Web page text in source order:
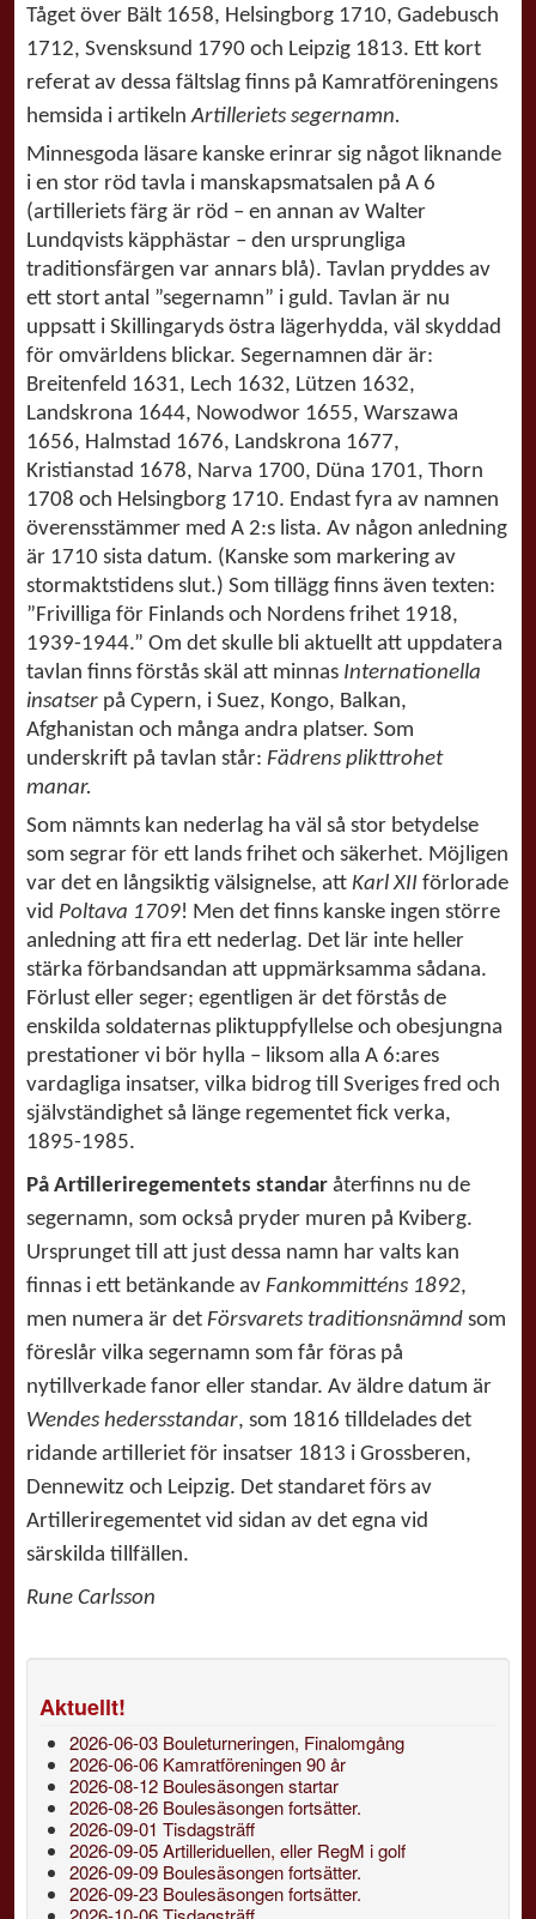
Tåget över Bält 1658, Helsingborg 1710, Gadebusch
1712, Svensksund 1790 och Leipzig 1813. Ett kort
referat av dessa fältslag finns på Kamratföreningens
hemsida i artikelnArtilleriets segernamn.
Minnesgoda läsare kanske erinrar sig något liknande
i en stor röd tavla i manskapsmatsalen på A 6
(artilleriets färg är röd – en annan av Walter
Lundqvists käpphästar – den ursprungliga
traditionsfärgen var annars blå). Tavlan pryddes av
ett stort antal ”segernamn” i guld. Tavlan är nu
uppsatt i Skillingaryds östra lägerhydda, väl skyddad
för omvärldens blickar. Segernamnen där är:
Breitenfeld 1631, Lech 1632, Lützen 1632,
Landskrona 1644, Nowodwor 1655, Warszawa
1656, Halmstad 1676, Landskrona 1677,
Kristianstad 1678, Narva 1700, Düna 1701, Thorn
1708 och Helsingborg 1710. Endast fyra av namnen
överensstämmer med A 2:s lista. Av någon anledning
är 1710 sista datum. (Kanske som markering av
stormaktstidens slut.) Som tillägg finns även texten:
”Frivilliga för Finlands och Nordens frihet 1918,
1939-1944.” Om det skulle bli aktuellt att uppdatera
tavlan finns förstås skäl att minnas Internationella
insatser på Cypern, i Suez, Kongo, Balkan,
Afghanistan och många andra platser. Som
underskrift på tavlan står: Fädrens plikttrohet
manar.
Som nämnts kan nederlag ha väl så stor betydelse
som segrar för ett lands frihet och säkerhet. Möjligen
var det en långsiktig välsignelse, att Karl XII förlorade
vid Poltava 1709! Men det finns kanske ingen större
anledning att fira ett nederlag. Det lär inte heller
stärka förbandsandan att uppmärksamma sådana.
Förlust eller seger; egentligen är det förstås de
enskilda soldaternas pliktuppfyllelse och obesjungna
prestationer vi bör hylla – liksom alla A 6:ares
vardagliga insatser, vilka bidrog till Sveriges fred och
självständighet så länge regementet fick verka,
1895-1985.
På Artilleriregementets standar återfinns nu de
segernamn, som också pryder muren på Kviberg.
Ursprunget till att just dessa namn har valts kan
finnas i ett betänkande av Fankommitténs 1892,
men numera är det Försvarets traditionsnämnd som
föreslår vilka segernamn som får föras på
nytillverkade fanor eller standar. Av äldre datum är
Wendes hedersstandar, som 1816 tilldelades det
ridande artilleriet för insatser 1813 i Grossberen,
Dennewitz och Leipzig. Det standaret förs av
Artilleriregementet vid sidan av det egna vid
särskilda tillfällen.
Rune Carlsson
Aktuellt!
2026-06-03 Bouleturneringen, Finalomgång
2026-06-06 Kamratföreningen 90 år
2026-08-12 Boulesäsongen startar
2026-08-26 Boulesäsongen fortsätter.
2026-09-01 Tisdagsträff
2026-09-05 Artilleriduellen, eller RegM i golf
2026-09-09 Boulesäsongen fortsätter.
2026-09-23 Boulesäsongen fortsätter.